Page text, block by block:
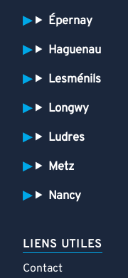
Épernay
Haguenau
Lesménils
Longwy
Ludres
Metz
Nancy
LIENS UTILES
Contact